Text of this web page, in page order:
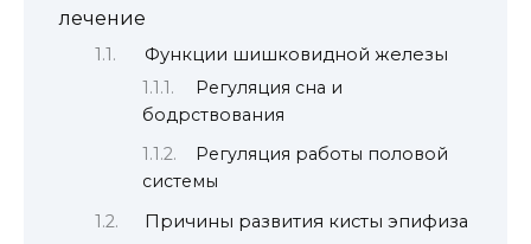
лечение
Функции шишковидной железы
Регуляция сна и
бодрствования
Регуляция работы половой
системы
Причины развития кисты эпифиза